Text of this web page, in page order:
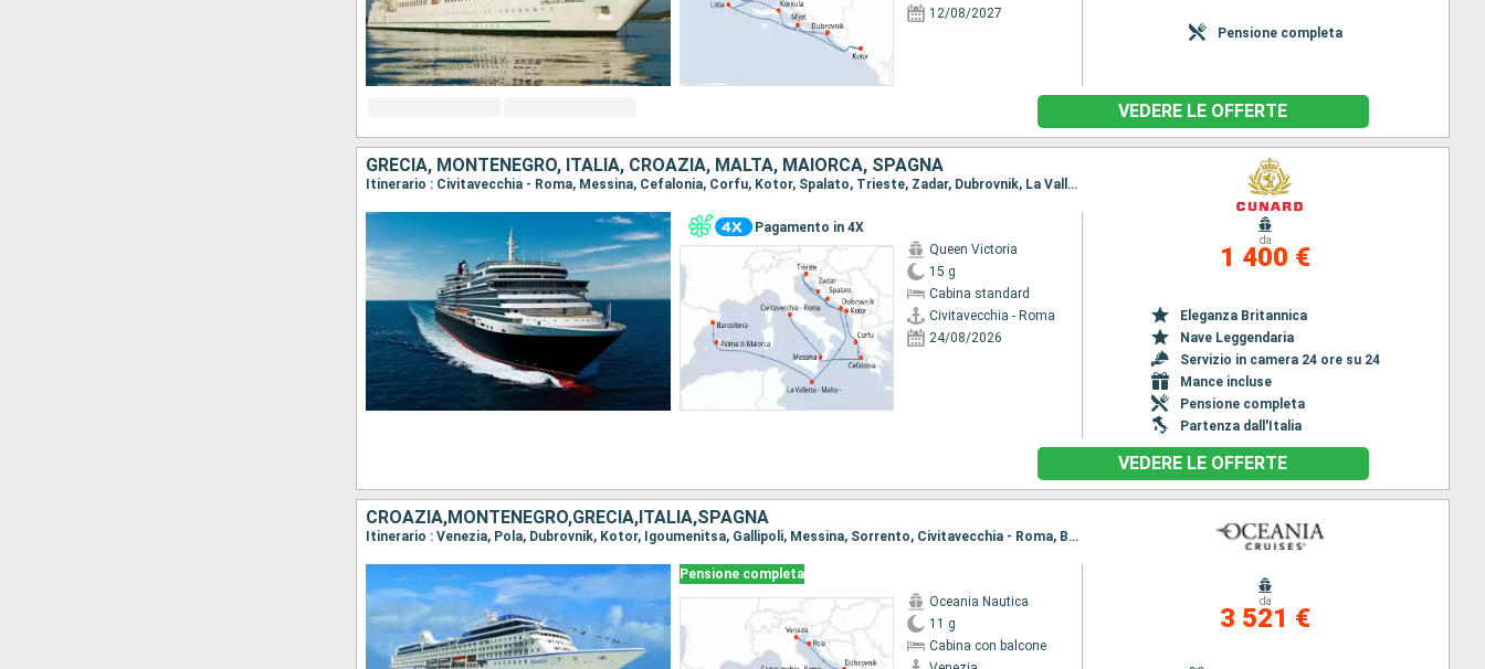
12/08/2027
Pensione completa
VEDERE LE OFFERTE
GRECIA, MONTENEGRO, ITALIA, CROAZIA, MALTA, MAIORCA, SPAGNA
Itinerario : Civitavecchia - Roma, Messina, Cefalonia, Corfu, Kotor, Spalato, Trieste, Zadar, Dubrovnik, La Valletta - Malta -, Palma di Maiorca, Barcellona
Pagamento in 4X
Queen Victoria
15 g
Cabina standard
Civitavecchia - Roma
24/08/2026
da
1 400 €
Eleganza Britannica
Nave Leggendaria
Servizio in camera 24 ore su 24
Mance incluse
Pensione completa
Partenza dall'Italia
VEDERE LE OFFERTE
CROAZIA,MONTENEGRO,GRECIA,ITALIA,SPAGNA
Itinerario : Venezia, Pola, Dubrovnik, Kotor, Igoumenitsa, Gallipoli, Messina, Sorrento, Civitavecchia - Roma, Barcellona
Pensione completa
Oceania Nautica
11 g
Cabina con balcone
da
3 521 €